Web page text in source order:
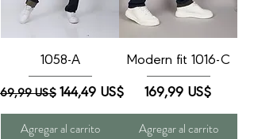
1058-A
US$ Precio de oferta
144,49 US$
Agregar al carrito
Modern fit 1016-C
Precio
169,99 US$
Agregar al carrito